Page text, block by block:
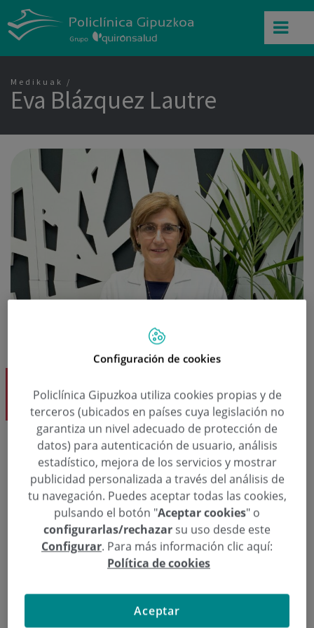
Medikuak
Eva Blázquez Lautre
Endocrinología
Eva Blázquez Lautre Dk.
Eskatu hitzordu bat
943 50 20 49 Hitzordua eskatu
Configuración de cookies
Policlínica Gipuzkoa utiliza cookies propias y de
terceros (ubicados en países cuya legislación no
garantiza un nivel adecuado de protección de
datos) para autenticación de usuario, análisis
estadístico, mejora de los servicios y mostrar
publicidad personalizada a través del análisis de
tu navegación. Puedes aceptar todas las cookies,
pulsando el botón "Aceptar cookies" o
configurarlas/rechazar su uso desde este
Configurar. Para más información clic aquí:
Política de cookies
Aceptar